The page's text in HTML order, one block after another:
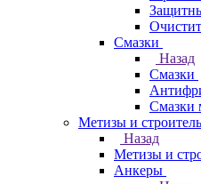
Смазки
Назад
Смазки
Смазки
Метизы и
Назад
Метизы и
Анкеры